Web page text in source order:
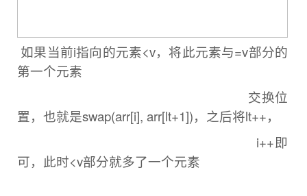
如果当前i指向的元素<v，将此元素与=v部分的
第一个元素
交换位
置， 也就是swap(arr[i], arr[lt+1])，之后将lt++，
i++即
可，此时<v部分就多了一个元素